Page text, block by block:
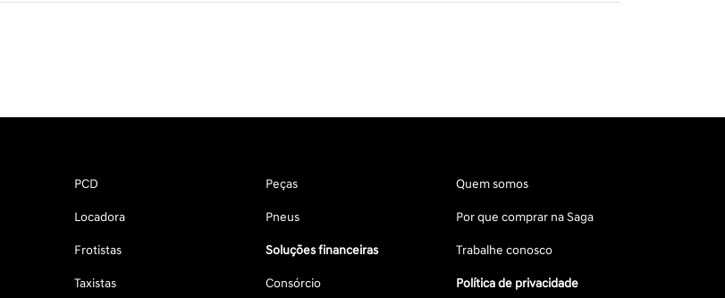
PCD
Locadora
Frotistas
Taxistas
Peças
Pneus
Soluções financeiras
Consórcio
Quem somos
Por que comprar na Saga
Trabalhe conosco
Política de privacidade